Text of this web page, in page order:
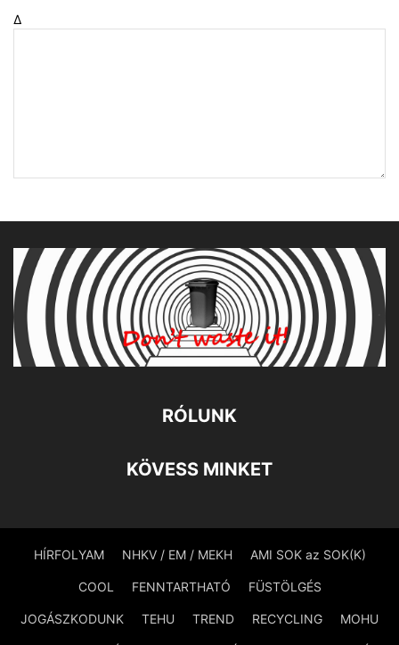
Δ
RÓLUNK
KÖVESS MINKET
HÍRFOLYAM NHKV / EM / MEKH AMI SOK az SOK(K)
COOL FENNTARTHATÓ FÜSTÖLGÉS
JOGÁSZKODUNK TEHU TREND RECYCLING MOHU